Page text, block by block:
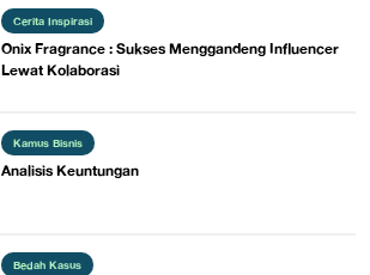
Cerita Inspirasi
​Onix Fragrance : Sukses Menggandeng Influencer
Lewat Kolaborasi
Kamus Bisnis
​Analisis Keuntungan
Bedah Kasus